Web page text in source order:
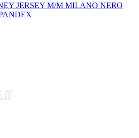
JERSEY M/M MILANO NERO